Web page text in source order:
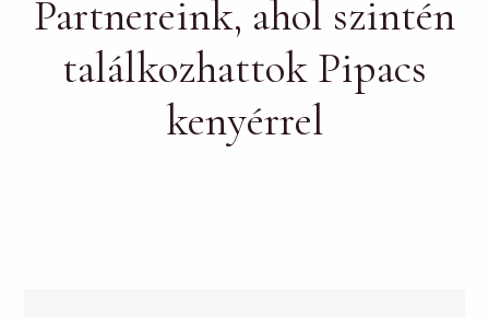
Partnereink, ahol szintén
találkozhattok Pipacs
kenyérrel